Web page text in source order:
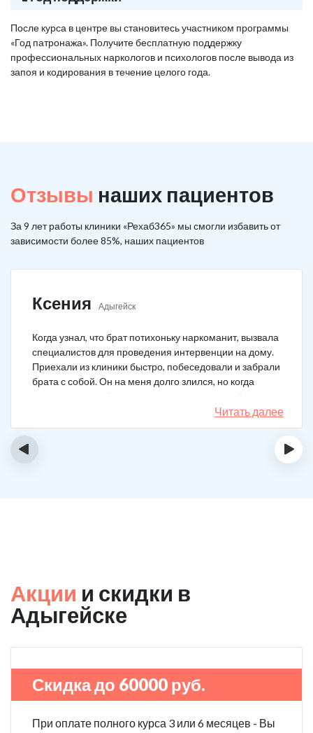
После курса в центре вы становитесь участником программы
«Год патронажа». Получите бесплатную поддержку
профессиональных наркологов и психологов после вывода из
запоя и кодирования в течение целого года.
Отзывы наших пациентов
За 9 лет работы клиники «Рехаб365» мы смогли избавить от
зависимости более 85%, наших пациентов
Ксения Адыгейск
Когда узнал, что брат потихоньку наркоманит, вызвала
специалистов для проведения интервенции на дому.
Приехали из клиники быстро, побеседовали и забрали
брата с собой. Он на меня долго злился, но когда
понял, что если бы я не пошла на тот шаг, он бы не
выкарабкался. После курса вышел здоровым. Больше
не принимает.
Читать далее
‹ ›
Акции и скидки в
Адыгейске
Скидка до 60000 руб.
При оплате полного курса 3 или 6 месяцев - Вы